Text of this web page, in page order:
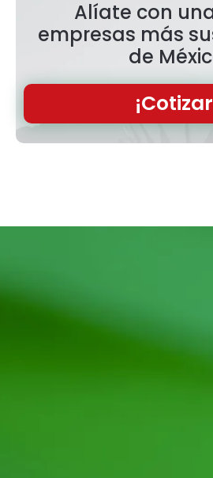
Alíate con
empresas más
de